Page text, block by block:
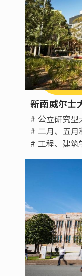
新南威尔士
# 公立研究型
# 二月、五月
# 工程、建筑